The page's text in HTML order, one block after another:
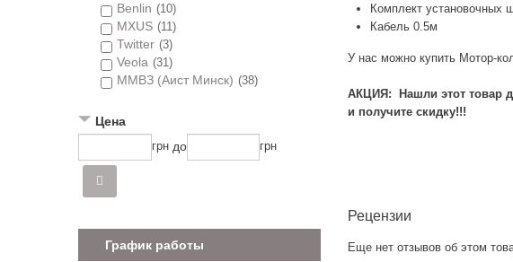
Benlin (10)
MXUS (11)
Twitter (3)
Veola (31)
ММВЗ (Аист Минск) (38)
Цена
грн до грн
График работы
Комплект установочных
Кабель 0.5м
У нас можно купить Мотор-
АКЦИЯ: Нашли этот товар
и получите скидку!!!
Рецензии
Еще нет отзывов об этом